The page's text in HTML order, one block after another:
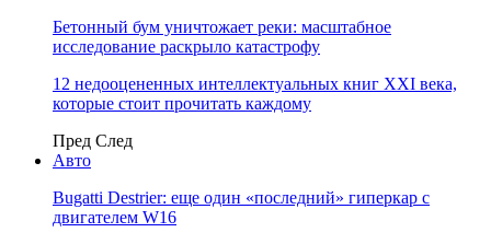
Бетонный бум уничтожает реки: масштабное
исследование раскрыло катастрофу
12 недооцененных интеллектуальных книг XXI века,
которые стоит прочитать каждому
Пред След
Авто
Bugatti Destrier: еще один «последний» гиперкар с
двигателем W16